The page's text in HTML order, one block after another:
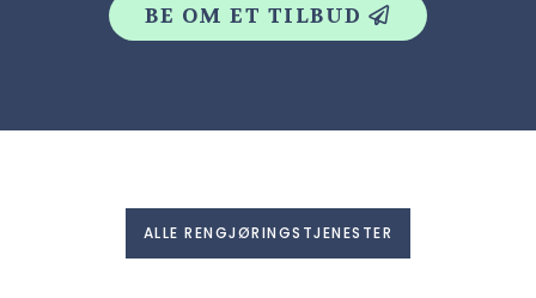
BE OM ET TILBUD
ALLE RENGJØRINGSTJENESTER